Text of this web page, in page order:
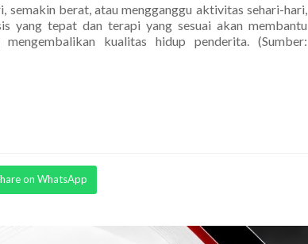
semakin berat, atau mengganggu aktivitas sehari-hari,
yang tepat dan terapi yang sesuai akan membantu
kualitas hidup penderita. (Sumber:
on WhatsApp